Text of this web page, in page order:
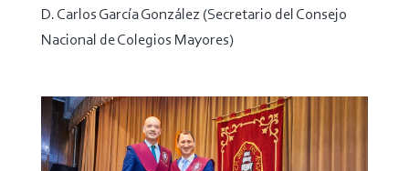
D. Carlos García González (Secretario del Consejo
Nacional de Colegios Mayores)